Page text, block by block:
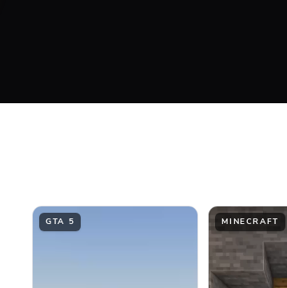
GTA 5 MINECRAFT